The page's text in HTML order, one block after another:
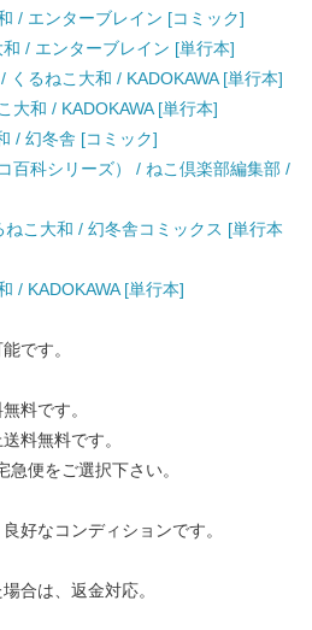
/ エンターブレイン [コミック]
/ エンターブレイン [単行本]
くるねこ大和 / KADOKAWA [単行本]
大和 / KADOKAWA [単行本]
/ 幻冬舎 [コミック]
百科シリーズ） / ねこ倶楽部編集部 /
こ大和 / 幻冬舎コミックス [単行本
/ KADOKAWA [単行本]
です。
料です。
料無料です。
便をご選択下さい。
好なコンディションです。
合は、返金対応。